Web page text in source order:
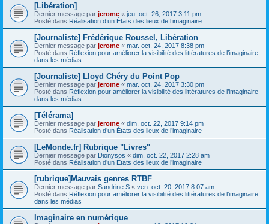
[Libération]
Dernier message par jerome « jeu. oct. 26, 2017 3:11 pm
Posté dans Réalisation d’un États des lieux de l’imaginaire
[Journaliste] Frédérique Roussel, Libération
Dernier message par jerome « mar. oct. 24, 2017 8:38 pm
Posté dans Réflexion pour améliorer la visibilité des littératures de l’imaginaire
dans les médias
[Journaliste] Lloyd Chéry du Point Pop
Dernier message par jerome « mar. oct. 24, 2017 3:30 pm
Posté dans Réflexion pour améliorer la visibilité des littératures de l’imaginaire
dans les médias
[Télérama]
Dernier message par jerome « dim. oct. 22, 2017 9:14 pm
Posté dans Réalisation d’un États des lieux de l’imaginaire
[LeMonde.fr] Rubrique "Livres"
Dernier message par Dionysos « dim. oct. 22, 2017 2:28 am
Posté dans Réalisation d’un États des lieux de l’imaginaire
[rubrique]Mauvais genres RTBF
Dernier message par Sandrine S « ven. oct. 20, 2017 8:07 am
Posté dans Réflexion pour améliorer la visibilité des littératures de l’imaginaire
dans les médias
Imaginaire en numérique